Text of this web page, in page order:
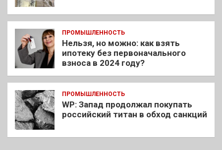
ПРОМЫШЛЕННОСТЬ
Нельзя, но можно: как взять
ипотеку без первоначального
взноса в 2024 году?
ПРОМЫШЛЕННОСТЬ
WP: Запад продолжал покупать
российский титан в обход санкций